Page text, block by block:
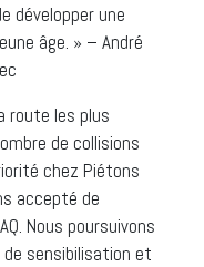
développer une
âge. » – André
route les plus
de collisions
chez Piétons
accepté de
Nous poursuivons
sensibilisation et